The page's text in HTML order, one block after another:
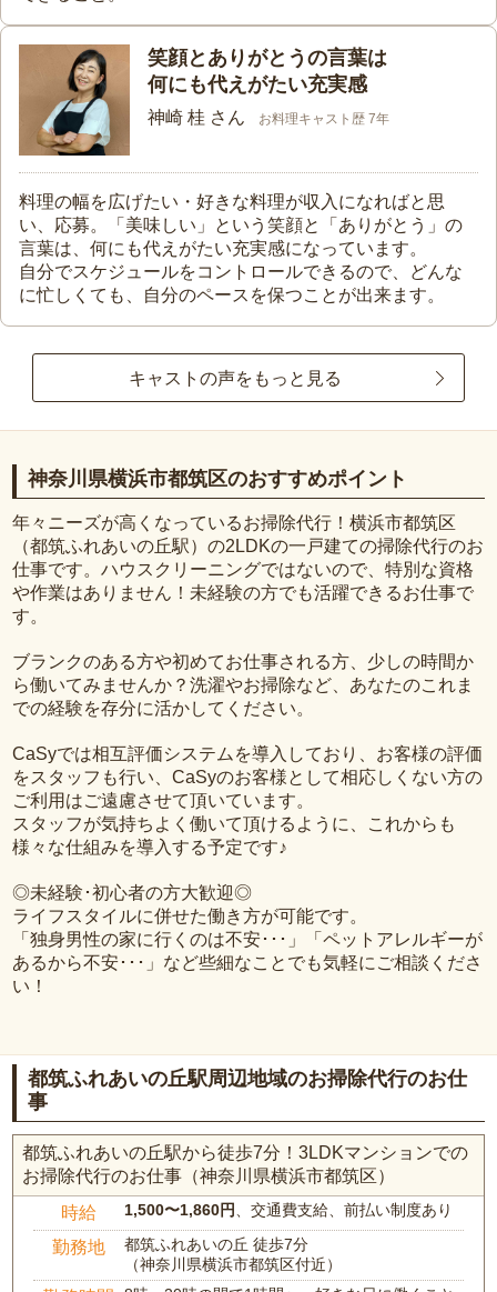
笑顔とありがとうの言葉は
何にも代えがたい充実感
神崎 桂 さん お料理キャスト歴 7年
料理の幅を広げたい・好きな料理が収入になればと思
い、応募。「美味しい」という笑顔と「ありがとう」の
言葉は、何にも代えがたい充実感になっています。
自分でスケジュールをコントロールできるので、どんな
に忙しくても、自分のペースを保つことが出来ます。
キャストの声をもっと見る
神奈川県横浜市都筑区のおすすめポイント
年々ニーズが高くなっているお掃除代行！横浜市都筑区
（都筑ふれあいの丘駅）の2LDKの一戸建ての掃除代行のお
仕事です。ハウスクリーニングではないので、特別な資格
や作業はありません！未経験の方でも活躍できるお仕事で
す。
ブランクのある方や初めてお仕事される方、少しの時間か
ら働いてみませんか？洗濯やお掃除など、あなたのこれま
での経験を存分に活かしてください。
CaSyでは相互評価システムを導入しており、お客様の評価
をスタッフも行い、CaSyのお客様として相応しくない方の
ご利用はご遠慮させて頂いています。
スタッフが気持ちよく働いて頂けるように、これからも
様々な仕組みを導入する予定です♪
◎未経験･初心者の方大歓迎◎
ライフスタイルに併せた働き方が可能です。
「独身男性の家に行くのは不安･･･」「ペットアレルギーが
あるから不安･･･」など些細なことでも気軽にご相談くださ
い！
都筑ふれあいの丘駅周辺地域のお掃除代行のお仕
事
都筑ふれあいの丘駅から徒歩7分！3LDKマンションでの
お掃除代行のお仕事（神奈川県横浜市都筑区）
時給 1,500〜1,860円、交通費支給、前払い制度あり
勤務地
都筑ふれあいの丘 徒歩7分
（神奈川県横浜市都筑区付近）